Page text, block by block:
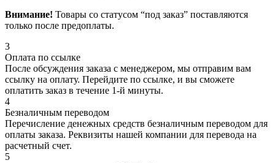
Внимание! Товары со статусом “под заказ” поставляются
только после предоплаты.
3
Оплата по ссылке
После обсуждения заказа с менеджером, мы отправим вам
ссылку на оплату. Перейдите по ссылке, и вы сможете
оплатить заказ в течение 1-й минуты.
4
Безналичным переводом
Перечисление денежных средств безналичным переводом для
оплаты заказа. Реквизиты нашей компании для перевода на
расчетный счет.
5